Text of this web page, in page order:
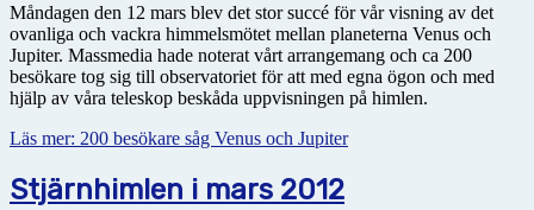
Måndagen den 12 mars blev det stor succé för vår visning av det
ovanliga och vackra himmelsmötet mellan planeterna Venus och
Jupiter. Massmedia hade noterat vårt arrangemang och ca 200
besökare tog sig till observatoriet för att med egna ögon och med
hjälp av våra teleskop beskåda uppvisningen på himlen.
Läs mer: 200 besökare såg Venus och Jupiter
Stjärnhimlen i mars 2012